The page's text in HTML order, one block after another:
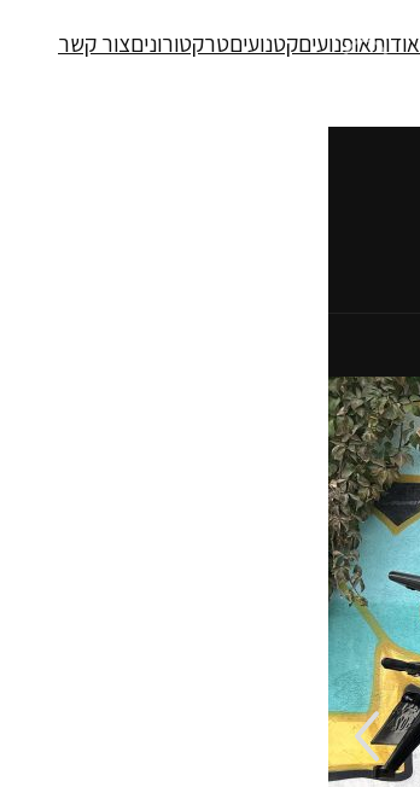
אודותאופנועיםקטנועיםטרקטורוניםצור קשר